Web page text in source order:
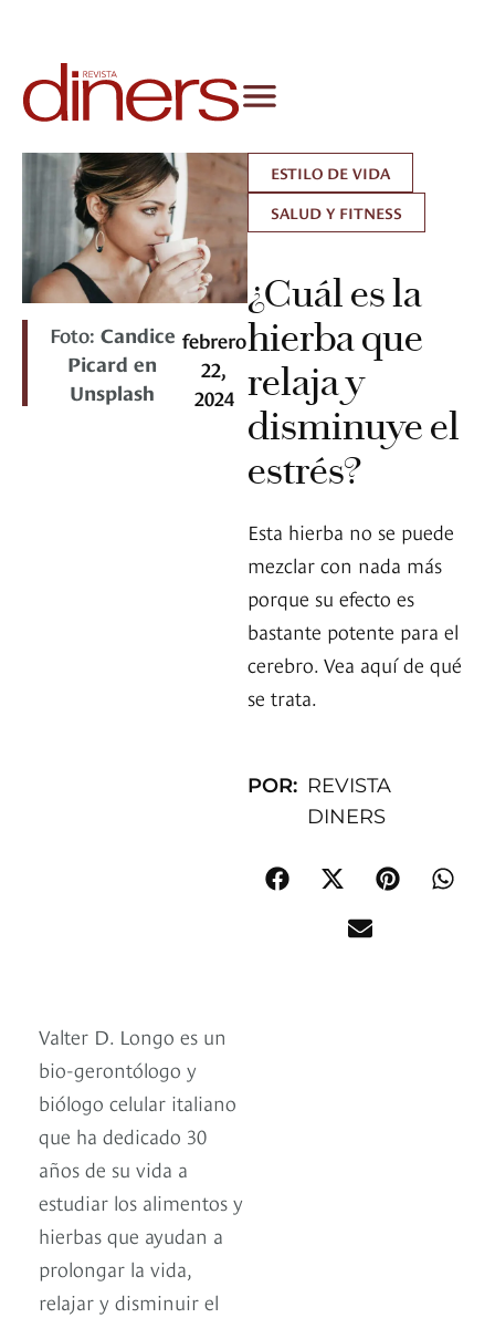
Foto: Candice
Picard en
Unsplash
febrero
22,
2024
ESTILO DE VIDA
SALUD Y FITNESS
¿Cuál es la
hierba que
relaja y
disminuye el
estrés?
Esta hierba no se puede
mezclar con nada más
porque su efecto es
bastante potente para el
cerebro. Vea aquí de qué
se trata.
POR: REVISTA
DINERS
Valter D. Longo es un
bio-gerontólogo y
biólogo celular italiano
que ha dedicado 30
años de su vida a
estudiar los alimentos y
hierbas que ayudan a
prolongar la vida,
relajar y disminuir el